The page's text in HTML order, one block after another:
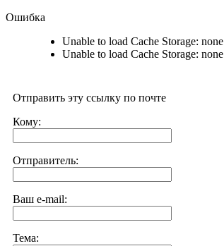
Ошибка
Unable to load Cache Storage: none
Unable to load Cache Storage: none
Отправить эту ссылку по почте
Кому:
Отправитель:
Ваш e-mail:
Тема: